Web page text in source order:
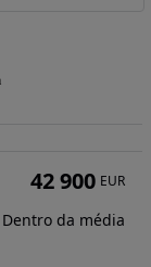
42 900 EUR
Dentro da média